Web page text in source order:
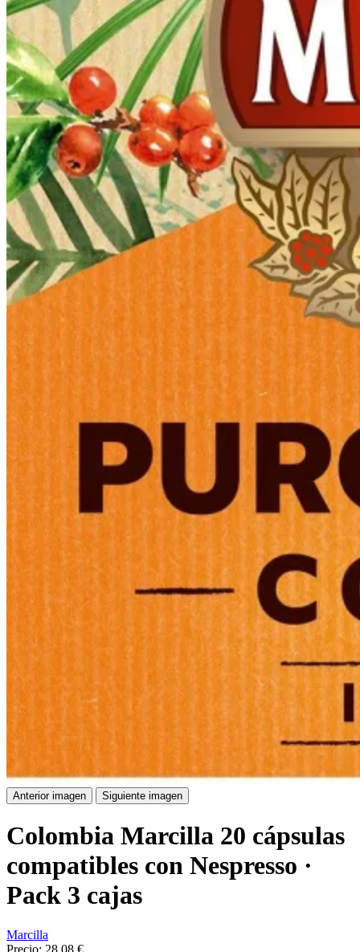
Anterior imagen Siguiente imagen
Colombia Marcilla 20 cápsulas
compatibles con Nespresso ·
Pack 3 cajas
Marcilla
Precio: 28,08 €